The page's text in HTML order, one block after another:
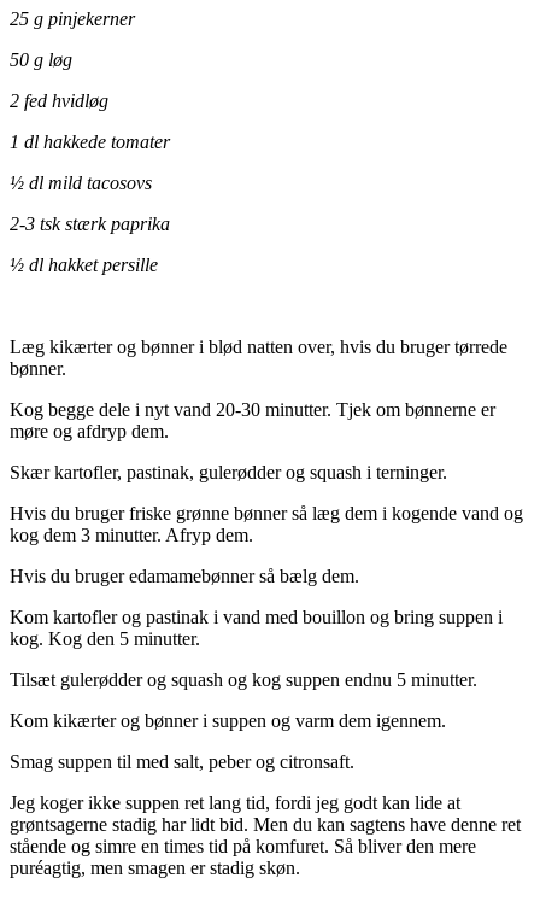
25 g pinjekerner
50 g løg
2 fed hvidløg
1 dl hakkede tomater
½ dl mild tacosovs
2-3 tsk stærk paprika
½ dl hakket persille
Læg kikærter og bønner i blød natten over, hvis du bruger tørrede
bønner.
Kog begge dele i nyt vand 20-30 minutter. Tjek om bønnerne er
møre og afdryp dem.
Skær kartofler, pastinak, gulerødder og squash i terninger.
Hvis du bruger friske grønne bønner så læg dem i kogende vand og
kog dem 3 minutter. Afryp dem.
Hvis du bruger edamamebønner så bælg dem.
Kom kartofler og pastinak i vand med bouillon og bring suppen i
kog. Kog den 5 minutter.
Tilsæt gulerødder og squash og kog suppen endnu 5 minutter.
Kom kikærter og bønner i suppen og varm dem igennem.
Smag suppen til med salt, peber og citronsaft.
Jeg koger ikke suppen ret lang tid, fordi jeg godt kan lide at
grøntsagerne stadig har lidt bid. Men du kan sagtens have denne ret
stående og simre en times tid på komfuret. Så bliver den mere
puréagtig, men smagen er stadig skøn.